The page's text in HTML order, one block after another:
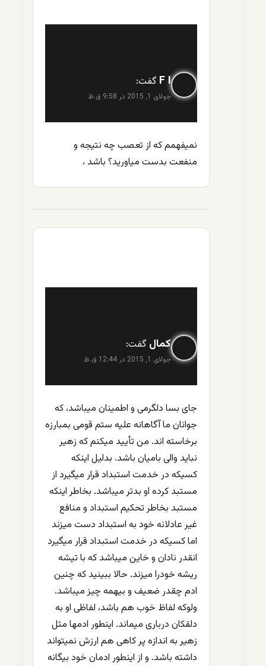
F I گفت:
جولای 1, 2015 در 9:58 ق.ظ
نمیفهمم که از تعصب چه نتیجه و
منفعت بدست میاورید؟ باشد ،
کمال گفت:
جولای 1, 2015 در 12:44 ق.ظ
جای بسا دلگرمی و اطمینان میباشد، که
جوانان ما آگاهانه علیه ستم قومی بمبارزه
برخاسته اند. من تأیید میکنم که زهیر
نباید والی بامیان باشد. بدلیل اینکه
کسیکه در خدمت استبداد قرار میگیرد از
مستبد کرده او بدتر میباشد. بخاطر اینکه
مستبد بخاطر تحکیم استبداد و منافع
غیر عادلانه خود به استبداد دست میزند
اما کسیکه در خدمت استبداد قرار میگیرد
انقدر نادان و خاین میباشد که با تیشه
ریشه خودرا میزند. حالا ببینید که چنین
ادم چقدر ضعیف و بیهمه چیز میباشد.
ولوکه لفاظ خوب هم باشد، لفاظی او به
دلقکان درباری میماند. اینطور ادمها مثل
زهیر به اندازه پر کاهی هم ارزش نمیتواند
داشته باشد. و از اینطور ادمان خود بیگانه